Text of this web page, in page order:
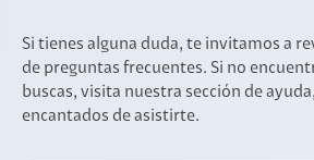
Si tienes alguna duda, te invitamos a
de preguntas frecuentes. Si no
buscas, visita nuestra sección de
encantados de asistirte.